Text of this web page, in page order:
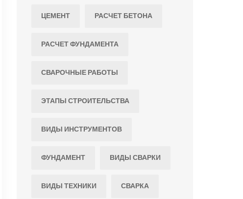
ЦЕМЕНТ РАСЧЕТ БЕТОНА
РАСЧЕТ ФУНДАМЕНТА
СВАРОЧНЫЕ РАБОТЫ
ЭТАПЫ СТРОИТЕЛЬСТВА
ВИДЫ ИНСТРУМЕНТОВ
ФУНДАМЕНТ ВИДЫ СВАРКИ
ВИДЫ ТЕХНИКИ СВАРКА